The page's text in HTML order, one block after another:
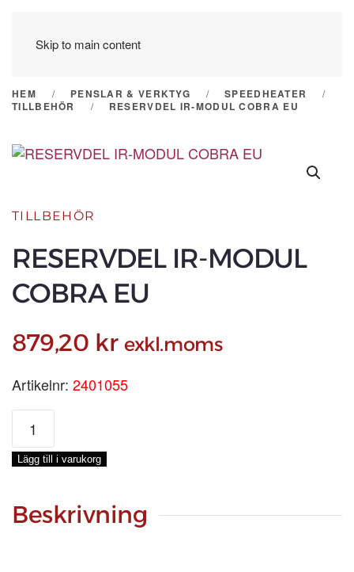
Skip to main content
HEM PENSLAR & VERKTYG
SPEEDHEATER
TILLBEHÖR
RESERVDEL IR-MODUL COBRA EU
TILLBEHÖR
RESERVDEL IR-MODUL
COBRA EU
879,20 kr exkl.moms
Artikelnr: 2401055
RESERVDEL
MODUL
COBRA
mängd
Lägg till i varukorg
Beskrivning